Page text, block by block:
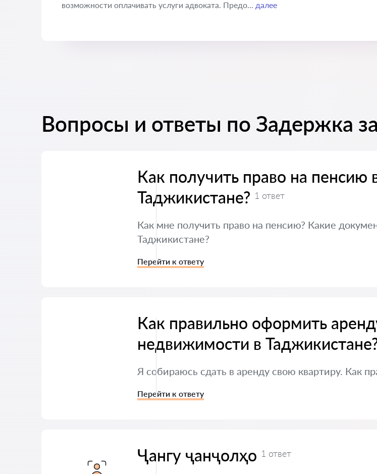
возможности оплачивать услуги адвоката. Предо... далее
Вопросы и ответы по Задержка
Как получить право на пенсию
Таджикистане? 1 ответ
Как мне получить право на пенсию? Какие
Таджикистане?
Перейти к ответу
Как правильно оформить
недвижимости в
Я собираюсь сдать в аренду свою квартиру. Как
Перейти к ответу
Ҷангу ҷанҷолҳо 1 ответ